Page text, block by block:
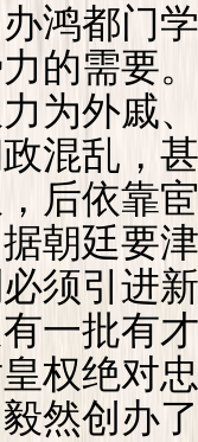
都门学
的需要
为外戚
混乱，
后依靠
朝廷要
须引进
一批有
权绝对
然创办